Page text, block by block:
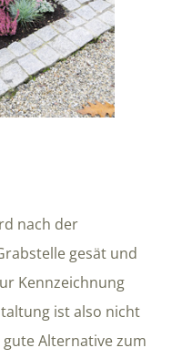
nach der
gesät und
Kennzeichnung
ist also nicht
Alternative zum